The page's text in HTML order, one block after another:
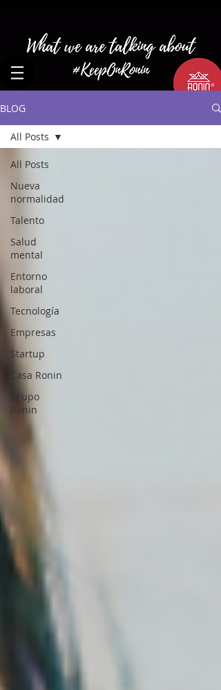
BLOG
All Posts
Nueva
normalidad
Talento
Salud
mental
Entorno
laboral
Tecnología
Empresas
Startup
Casa Ronin
Grupo
Ronin
All Posts